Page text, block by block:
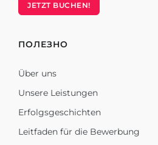
JETZT BUCHEN!
ПОЛЕЗНО
Über uns
Unsere Leistungen
Erfolgsgeschichten
Leitfaden für die Bewerbung